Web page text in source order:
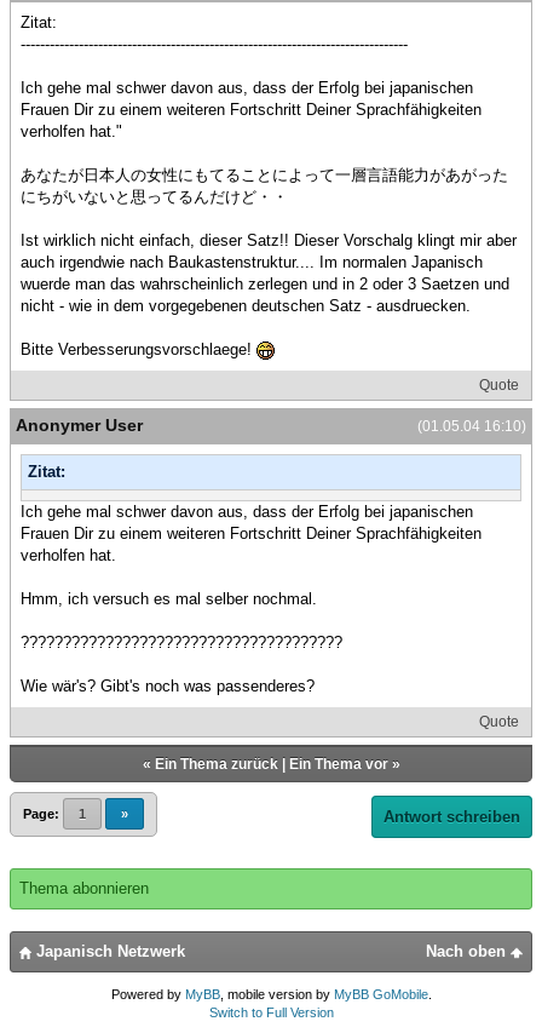
Zitat:
--------------------------------------------------------------------------------
Ich gehe mal schwer davon aus, dass der Erfolg bei japanischen
Frauen Dir zu einem weiteren Fortschritt Deiner Sprachfähigkeiten
verholfen hat."
あなたが日本人の女性にもてることによって一層言語能力があがった
にちがいないと思ってるんだけど・・
Ist wirklich nicht einfach, dieser Satz!! Dieser Vorschalg klingt mir aber
auch irgendwie nach Baukastenstruktur.... Im normalen Japanisch
wuerde man das wahrscheinlich zerlegen und in 2 oder 3 Saetzen und
nicht - wie in dem vorgegebenen deutschen Satz - ausdruecken.
Bitte Verbesserungsvorschlaege!
Quote
(01.05.04 16:10)
Anonymer User
Zitat:
Ich gehe mal schwer davon aus, dass der Erfolg bei japanischen
Frauen Dir zu einem weiteren Fortschritt Deiner Sprachfähigkeiten
verholfen hat.
Hmm, ich versuch es mal selber nochmal.
??????????????????????????????????????
Wie wär's? Gibt's noch was passenderes?
Quote
« Ein Thema zurück| Ein Thema vor»
Page: 1 » Antwort schreiben
Thema abonnieren
Nach oben
Japanisch Netzwerk
Powered by MyBB, mobile version by MyBB GoMobile.
Switch to Full Version